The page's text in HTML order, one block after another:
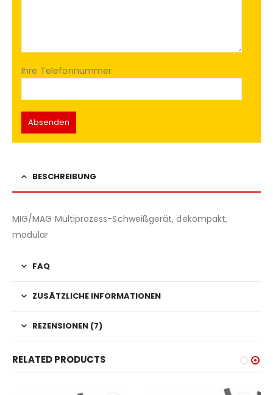
Ihre Telefonnummer
BESCHREIBUNG
MIG/MAG Multiprozess-Schweißgerät, dekompakt,
modular
FAQ
ZUSÄTZLICHE INFORMATIONEN
REZENSIONEN (7)
RELATED PRODUCTS